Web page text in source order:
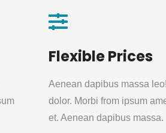
Flexible Prices
Aenean dapibus massa
dolor. Morbi from ipsum
et. Aenean dapibus massa.